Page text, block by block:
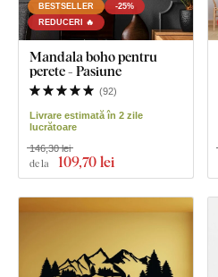
BESTSELLER
-25%
REDUCERI 🔥
Mandala boho pentru
perete - Pasiune
(92)
Livrare estimată în 2 zile
lucrătoare
de la 109,70 lei
146,30 lei